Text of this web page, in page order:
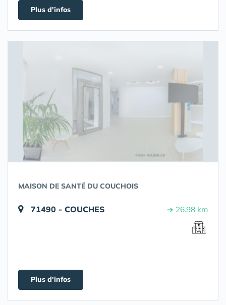
Plus d'infos
MAISON DE SANTÉ DU COUCHOIS
71490 - COUCHES ➔ 26.98 km
Plus d'infos